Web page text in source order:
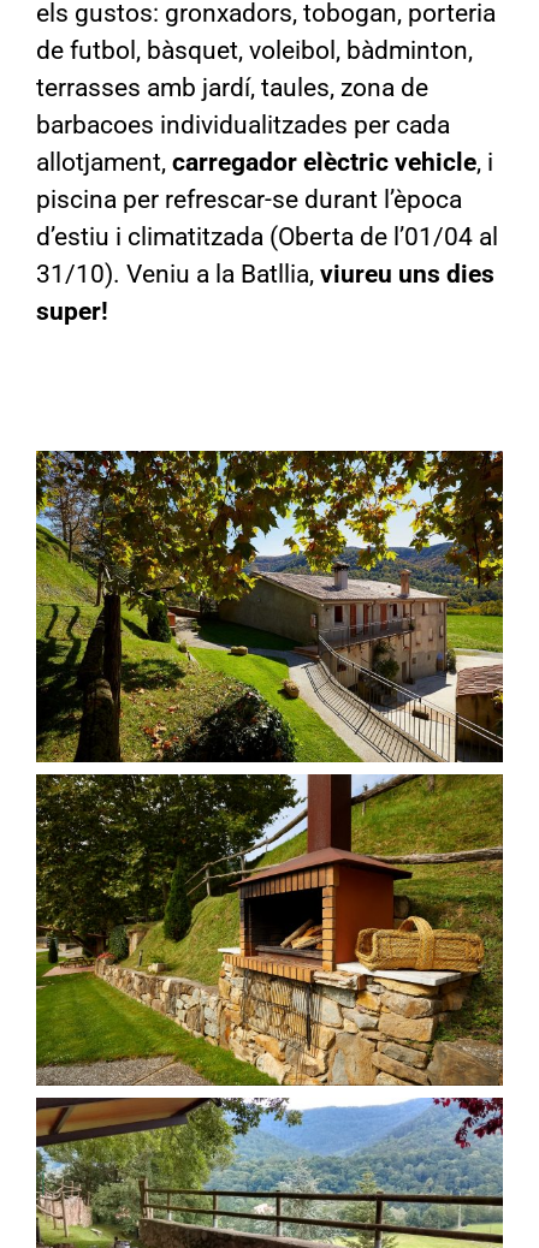
els gustos: gronxadors, tobogan, porteria
de futbol, bàsquet, voleibol, bàdminton,
terrasses amb jardí, taules, zona de
barbacoes individualitzades per cada
allotjament, carregador elèctric vehicle, i
piscina per refrescar-se durant l’època
d’estiu i climatitzada (Oberta de l’01/04 al
31/10). Veniu a la Batllia, viureu uns dies
super!